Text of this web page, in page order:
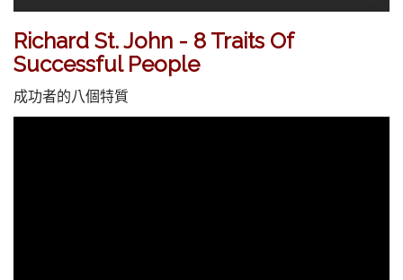
Richard St. John - 8 Traits Of
Successful People
成功者的八個特質